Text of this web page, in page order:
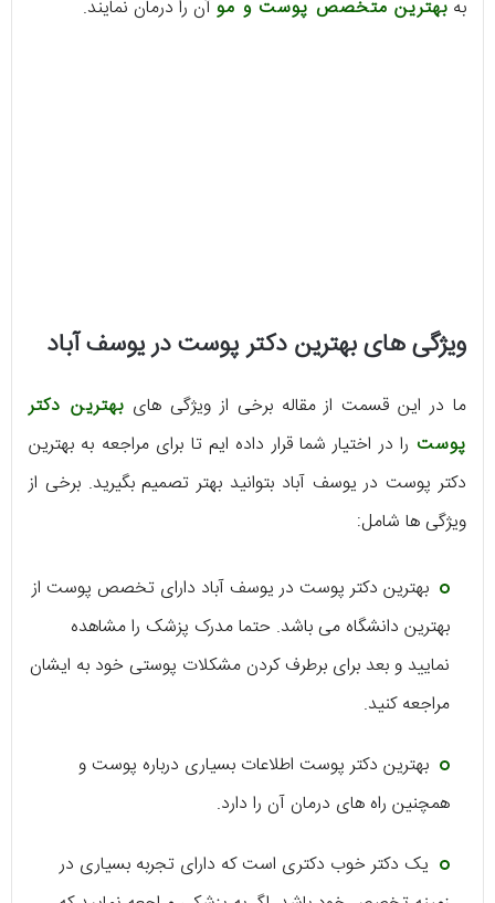
به بهترین متخصص پوست و موآن را درمان نمایند.
ویژگی های بهترین دکتر پوست در یوسف آباد
ما در این قسمت از مقاله برخی از ویژگی های بهترین دکتر
پوست را در اختیار شما قرار داده ایم تا برای مراجعه به بهترین
دکتر پوست در یوسف آباد بتوانید بهتر تصمیم بگیرید. برخی از
ویژگی ها شامل:
بهترین دکتر پوست در یوسف آباد دارای تخصص پوست از
بهترین دانشگاه می باشد. حتما مدرک پزشک را مشاهده
نمایید و بعد برای برطرف کردن مشکلات پوستی خود به ایشان
مراجعه کنید.
بهترین دکتر پوست اطلاعات بسیاری درباره پوست و
همچنین راه های درمان آن را دارد.
یک دکتر خوب دکتری است که دارای تجربه بسیاری در